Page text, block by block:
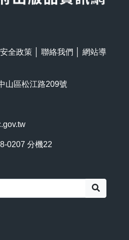
全政策 聯絡我們
網站導
山區松江路209號
0207 分機22